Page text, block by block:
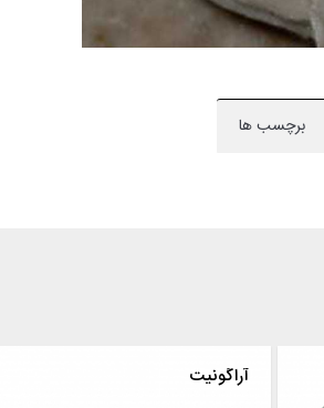
برچسب ها
آراگونیت